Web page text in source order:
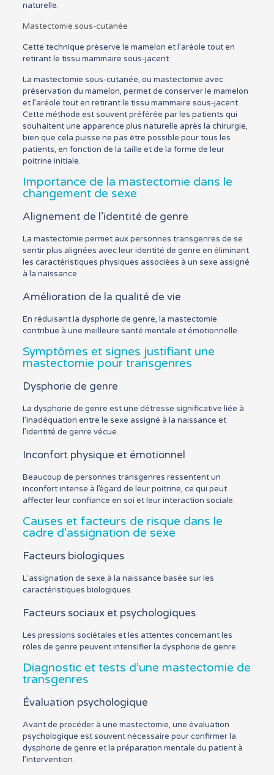
naturelle.
Mastectomie sous-cutanée
Cette technique préserve le mamelon et l’aréole tout en
retirant le tissu mammaire sous-jacent.
La mastectomie sous-cutanée, ou mastectomie avec
préservation du mamelon, permet de conserver le mamelon
et l’aréole tout en retirant le tissu mammaire sous-jacent.
Cette méthode est souvent préférée par les patients qui
souhaitent une apparence plus naturelle après la chirurgie,
bien que cela puisse ne pas être possible pour tous les
patients, en fonction de la taille et de la forme de leur
poitrine initiale.
Importance de la mastectomie dans le
changement de sexe
Alignement de l’identité de genre
La mastectomie permet aux personnes transgenres de se
sentir plus alignées avec leur identité de genre en éliminant
les caractéristiques physiques associées à un sexe assigné
à la naissance.
Amélioration de la qualité de vie
En réduisant la dysphorie de genre, la mastectomie
contribue à une meilleure santé mentale et émotionnelle.
Symptômes et signes justifiant une
mastectomie pour transgenres
Dysphorie de genre
La dysphorie de genre est une détresse significative liée à
l’inadéquation entre le sexe assigné à la naissance et
l’identité de genre vécue.
Inconfort physique et émotionnel
Beaucoup de personnes transgenres ressentent un
inconfort intense à l’égard de leur poitrine, ce qui peut
affecter leur confiance en soi et leur interaction sociale.
Causes et facteurs de risque dans le
cadre d’assignation de sexe
Facteurs biologiques
L’assignation de sexe à la naissance basée sur les
caractéristiques biologiques.
Facteurs sociaux et psychologiques
Les pressions sociétales et les attentes concernant les
rôles de genre peuvent intensifier la dysphorie de genre.
Diagnostic et tests d’une mastectomie de
transgenres
Évaluation psychologique
Avant de procéder à une mastectomie, une évaluation
psychologique est souvent nécessaire pour confirmer la
dysphorie de genre et la préparation mentale du patient à
l’intervention.